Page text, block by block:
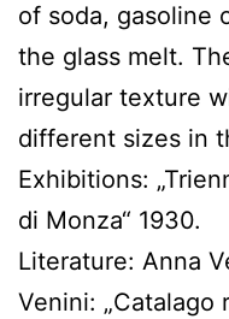
of soda, gasoline
the glass melt.
irregular texture
different sizes in
Exhibitions:
di Monza“ 1930.
Literature: Anna
Venini: „Catalago